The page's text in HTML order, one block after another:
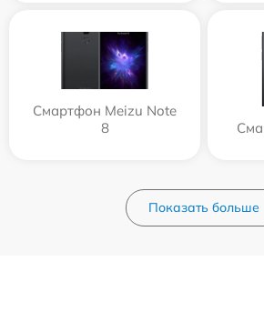
Смартфон Meizu Note
8
Показать больше